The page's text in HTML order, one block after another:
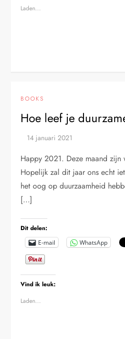
Laden...
BOOKS
Hoe leef je
Happy 2021. Deze maand
Hopelijk zal dit jaar ons echt
het oog op duurzaamheid
[…]
Dit delen:
E-mail WhatsApp
Vind ik leuk:
Laden...